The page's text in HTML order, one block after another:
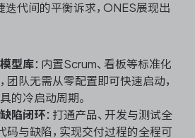
迭代间的平衡诉求，ONES展现出
型库：内置Scrum、看板等标准化
团队无需从零配置即可快速启动，
的冷启动周期。
陷闭环：打通产品、开发与测试全
码与缺陷，实现交付过程的全程可